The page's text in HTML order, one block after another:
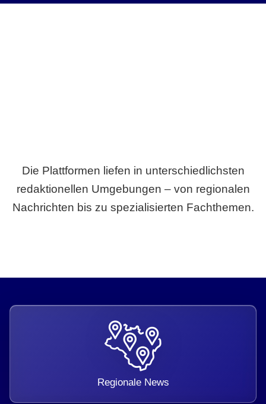
Die Plattformen liefen in unterschiedlichsten
redaktionellen Umgebungen – von regionalen
Nachrichten bis zu spezialisierten Fachthemen.
Regionale News